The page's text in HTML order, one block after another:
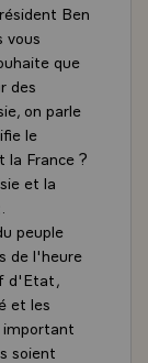
Ben
vous
que
des
on parle
le
la France ?
et la
peuple
de l'heure
d'Etat,
et les
important
soient